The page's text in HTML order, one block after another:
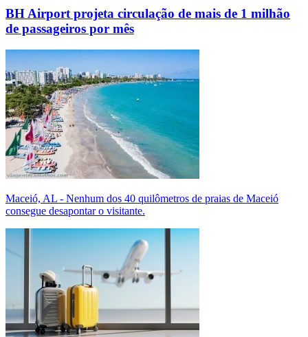
BH Airport projeta circulação de mais de 1 milhão
de passageiros por mês
Maceió, AL - Nenhum dos 40 quilômetros de praias de Maceió
consegue desapontar o visitante.